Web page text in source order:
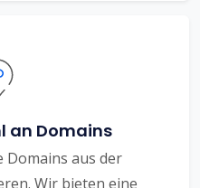
an Domains
Domains aus der
Wir bieten eine